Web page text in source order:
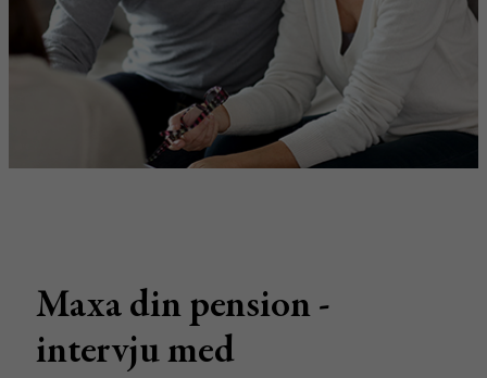
Maxa din pension -
intervju med